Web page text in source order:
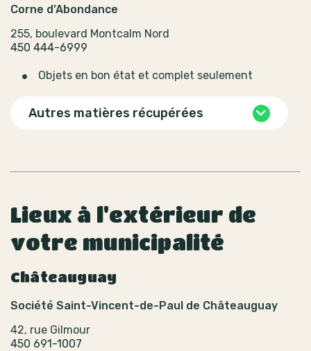
Corne d’Abondance
255, boulevard Montcalm Nord
450 444-6999
Objets en bon état et complet seulement
Autres matières récupérées
Lieux à l'extérieur de
votre municipalité
Châteauguay
Société Saint-Vincent-de-Paul de Châteauguay
42, rue Gilmour
450 691-1007